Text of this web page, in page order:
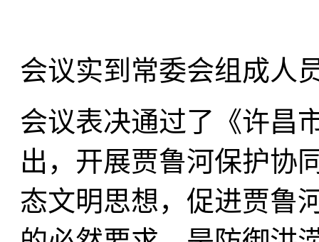
会议实到常委会组成人
会议表决通过了《许昌
出，开展贾鲁河保护协
态文明思想，促进贾鲁